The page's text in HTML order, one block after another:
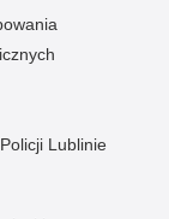
Lublinie